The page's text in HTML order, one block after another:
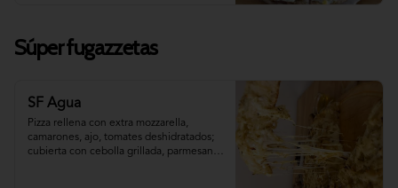
Súper fugazzetas
SF Agua
Pizza rellena con extra mozzarella,
camarones, ajo, tomates deshidratados;
cubierta con cebolla grillada, parmesano,